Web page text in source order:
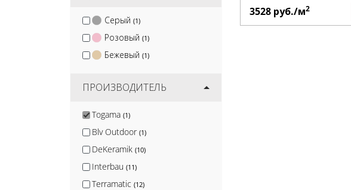
Серый (1)
Розовый (1)
Бежевый (1)
ПРОИЗВОДИТЕЛЬ
Togama (1)
Blv Outdoor (1)
DeKeramik (10)
Interbau (11)
Terramatic (12)
3528 руб./м2